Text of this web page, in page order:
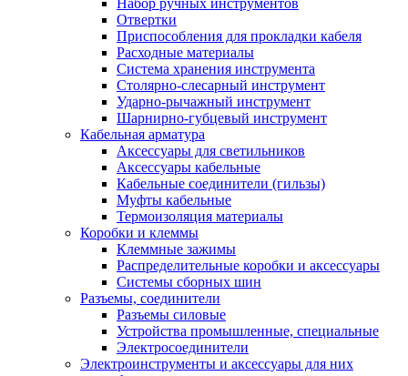
Набор ручных инструментов
Отвертки
Приспособления для прокладки кабеля
Расходные материалы
Система хранения инструмента
Столярно-слесарный инструмент
Ударно-рычажный инструмент
Шарнирно-губцевый инструмент
Кабельная арматура
Аксессуары для светильников
Аксессуары кабельные
Кабельные соединители (гильзы)
Муфты кабельные
Термоизоляция материалы
Коробки и клеммы
Клеммные зажимы
Распределительные коробки и аксессуары
Системы сборных шин
Разъемы, соединители
Разъемы силовые
Устройства промышленные, специальные
Электросоединители
Электроинструменты и аксессуары для них